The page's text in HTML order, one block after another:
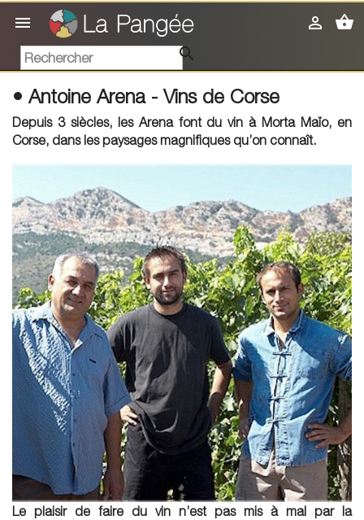
 shopping_basket


• Antoine Arena - Vins de Corse
Depuis 3 siècles, les Arena font du vin à Morta Maïo, en
Corse, dans les paysages magnifiques qu’on connaît.
Le plaisir de faire du vin n’est pas mis à mal par la